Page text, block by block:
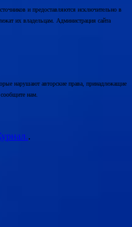
и предоставляются исключительно в
их владельцам. Администрация сайта
нарушают авторские права, принадлежащие
нам.
.